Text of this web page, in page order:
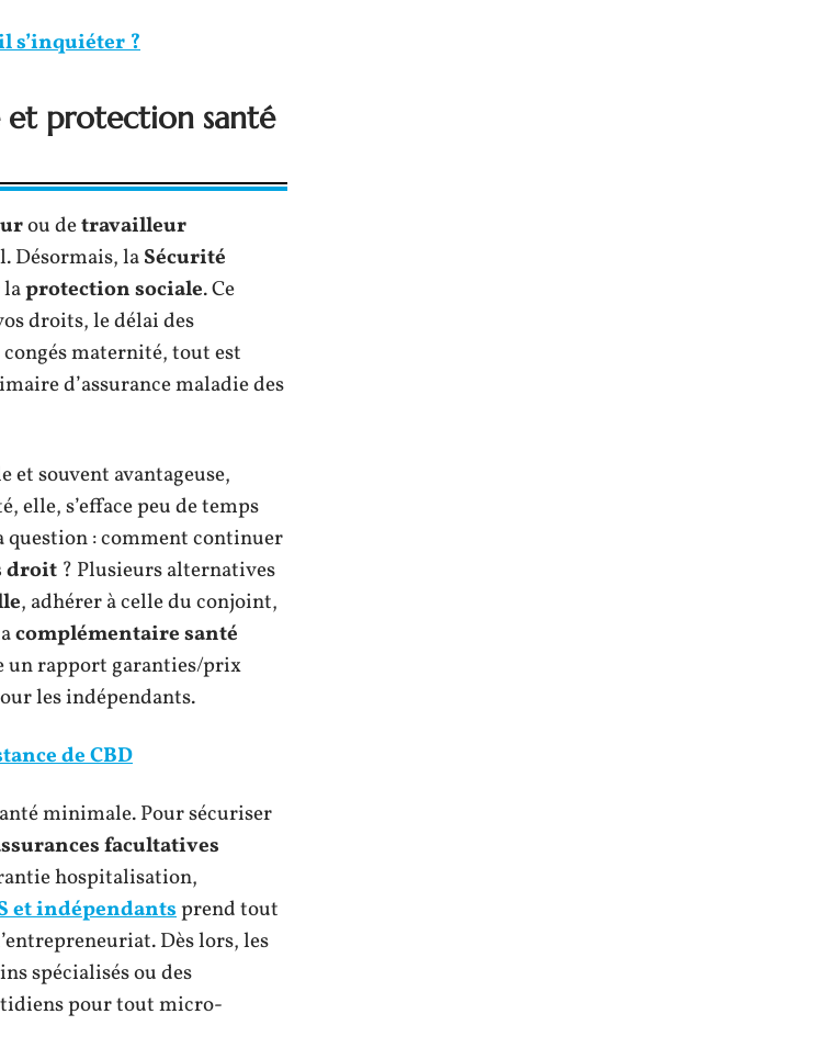
s’inquiéter ?
et protection santé
ou detravailleur
Désormais, laSécurité
protection sociale. Ce
droits, le délai des
maternité, tout est
d’assurance maladie des
et souvent avantageuse,
elle, s’efface peu de temps
question : comment continuer
droit ? Plusieurs alternatives
, adhérer à celle du conjoint,
complémentaire santé
un rapport garanties/prix
les indépendants.
de CBD
minimale. Pour sécuriser
facultatives
hospitalisation,
et indépendantsprend tout
Dès lors, les
spécialisés ou des
pour tout micro-